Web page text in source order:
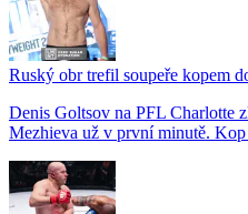
Ruský obr trefil soupeře kopem
Denis Goltsov na PFL Charlotte
Mezhieva už v první minutě.